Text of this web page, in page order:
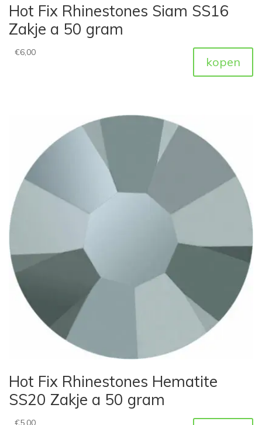
Hot Fix Rhinestones Siam SS16
Zakje a 50 gram
€6,00
kopen
Hot Fix Rhinestones Hematite
SS20 Zakje a 50 gram
€5,00